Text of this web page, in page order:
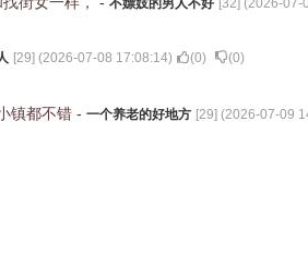
不嫖妓的男人不好 [32] (2026-07-
[29] (2026-07-08 17:08:14) (0) (0)
镇都不错 - 一个养老的好地方 [29] (2026-07-09